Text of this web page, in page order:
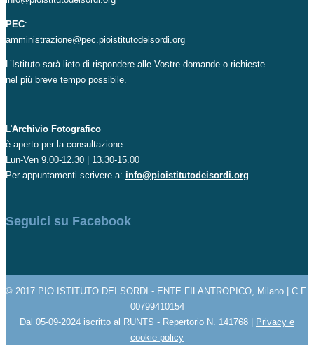
PEC:
amministrazione@pec.pioistitutodeisordi.org
L’Istituto sarà lieto di rispondere alle Vostre domande o richieste
nel più breve tempo possibile.
L'Archivio Fotografico
è aperto per la consultazione:
Lun-Ven 9.00-12.30 | 13.30-15.00
Per appuntamenti scrivere a: info@pioistitutodeisordi.org
Seguici su Facebook
© 2017 PIO ISTITUTO DEI SORDI - ENTE FILANTROPICO, Milano | C.F.
00799410154
Dal 05-09-2024 iscritto al RUNTS - Repertorio N. 141768 | Privacy e
cookie policy